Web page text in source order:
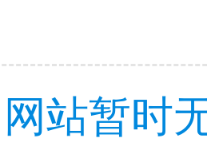
站暂时